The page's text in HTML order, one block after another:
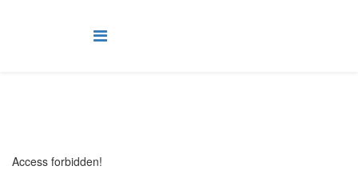
Access forbidden!